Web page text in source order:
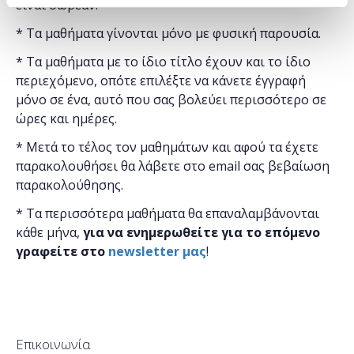
είναι δωρεάν.
* Τα μαθήματα γίνονται μόνο με φυσική παρουσία.
* Τα μαθήματα με το ίδιο τίτλο έχουν και το ίδιο
περιεχόμενο, οπότε επιλέξτε να κάνετε έγγραφή
μόνο σε ένα, αυτό που σας βολεύει περισσότερο σε
ώρες και ημέρες.
* Μετά το τέλος τον μαθημάτων και αφού τα έχετε
παρακολουθήσει θα λάβετε στο email σας βεβαίωση
παρακολούθησης.
* Τα περισσότερα μαθήματα θα επαναλαμβάνονται
κάθε μήνα, για να ενημερωθείτε για το επόμενο
γραφείτε στο newsletter μας!
Επικοινωνία